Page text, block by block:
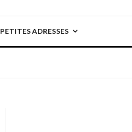
PETITES ADRESSES